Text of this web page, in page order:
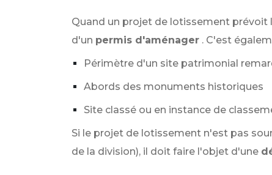
Quand un projet de lotissement
d'un permis d'aménager . C'est
Périmètre d'un site patrimonial
Abords des monuments historiques
Site classé ou en instance de
Si le projet de lotissement n'est pas
de la division), il doit faire l'objet d'une